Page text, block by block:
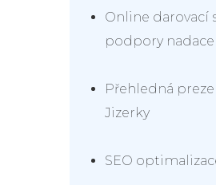
Online darovací
podpory nadace
Přehledná
Jizerky
SEO